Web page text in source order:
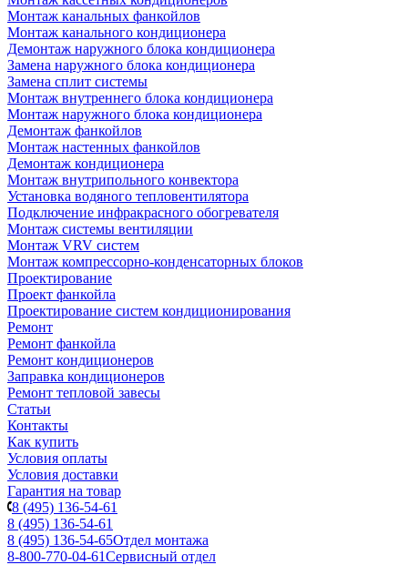
Монтаж канальных фанкойлов
Монтаж канального кондиционера
Демонтаж наружного блока кондиционера
Замена наружного блока кондиционера
Замена сплит системы
Монтаж внутреннего блока кондиционера
Монтаж наружного блока кондиционера
Демонтаж фанкойлов
Монтаж настенных фанкойлов
Демонтаж кондиционера
Монтаж внутрипольного конвектора
Установка водяного тепловентилятора
Подключение инфракрасного обогревателя
Монтаж системы вентиляции
Монтаж VRV систем
Монтаж компрессорно-конденсаторных блоков
Проектирование
Проект фанкойла
Проектирование систем кондиционирования
Ремонт
Ремонт фанкойла
Ремонт кондиционеров
Заправка кондиционеров
Ремонт тепловой завесы
Статьи
Контакты
Как купить
Условия оплаты
Условия доставки
Гарантия на товар
8 (495) 136-54-61
8 (495) 136-54-61
8 (495) 136-54-65Отдел монтажа
8-800-770-04-61Сервисный отдел